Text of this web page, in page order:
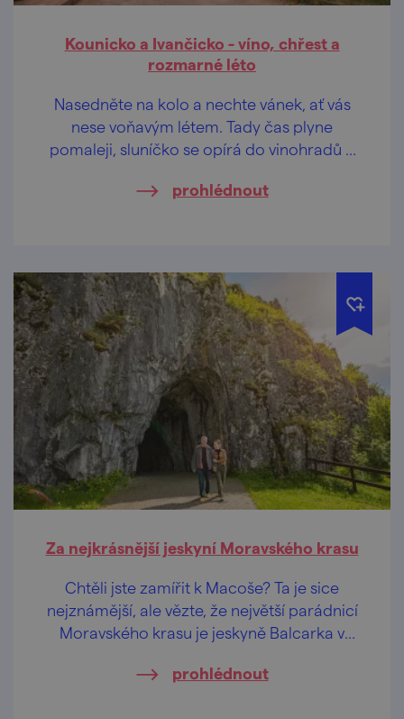
Kounicko a Ivančicko - víno, chřest a
rozmarné léto
Nasedněte na kolo a nechte vánek, ať vás
nese voňavým létem. Tady čas plyne
pomaleji, sluníčko se opírá do vinohradů a
odpočinku.
prohlédnout
Za nejkrásnější jeskyní Moravského krasu
Chtěli jste zamířit k Macoše? Ta je sice
nejznámější, ale vězte, že největší parádnicí
Moravského krasu je jeskyně Balcarka v
Balcarovou skálou vyniká mimořádně
prohlédnout